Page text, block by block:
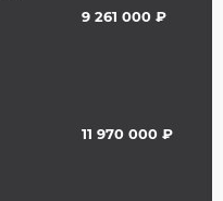
9 261 000 ₽
11 970 000 ₽